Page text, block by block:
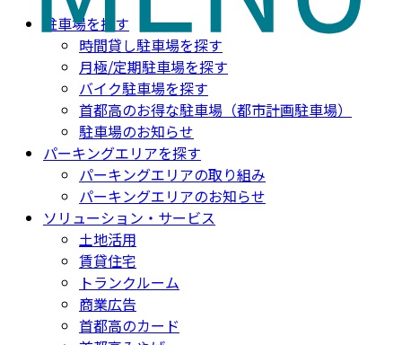
駐車場を探す
時間貸し駐車場を探す
月極/定期駐車場を探す
バイク駐車場を探す
首都高のお得な駐車場（都市計画駐車場）
駐車場のお知らせ
パーキングエリアを探す
パーキングエリアの取り組み
パーキングエリアのお知らせ
ソリューション・サービス
土地活用
賃貸住宅
トランクルーム
商業広告
首都高のカード